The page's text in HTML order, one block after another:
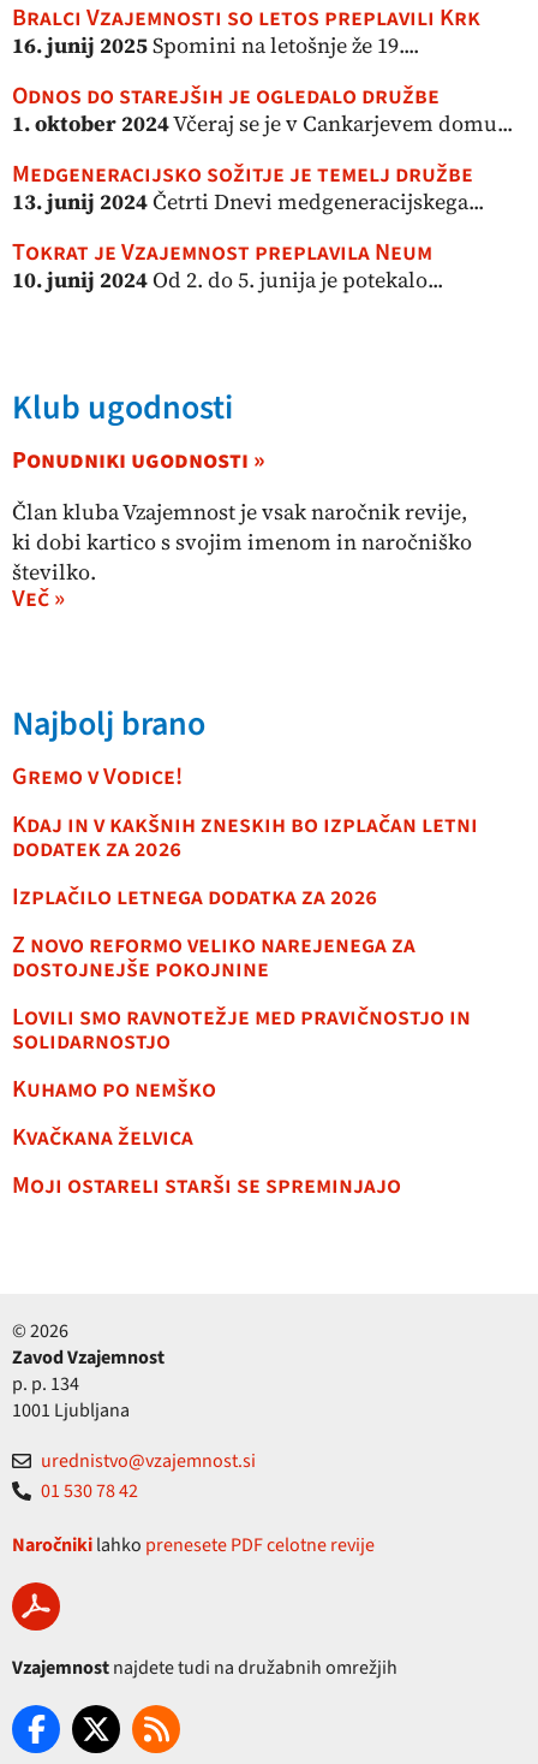
Bralci Vzajemnosti so letos preplavili Krk
16. junij 2025Spomini na letošnje že 19....
Odnos do starejših je ogledalo družbe
1. oktober 2024Včeraj se je v Cankarjevem domu...
Medgeneracijsko sožitje je temelj družbe
13. junij 2024Četrti Dnevi medgeneracijskega...
Tokrat je Vzajemnost preplavila Neum
10. junij 2024Od 2. do 5. junija je potekalo...
Klub ugodnosti
Ponudniki ugodnosti »
Član kluba Vzajemnost je vsak naročnik revije,
ki dobi kartico s svojim imenom in naročniško
številko.
Več »
Najbolj brano
Gremo v Vodice!
Kdaj in v kakšnih zneskih bo izplačan letni
dodatek za 2026
Izplačilo letnega dodatka za 2026
Z novo reformo veliko narejenega za
dostojnejše pokojnine
Lovili smo ravnotežje med pravičnostjo in
solidarnostjo
Kuhamo po nemško
Kvačkana želvica
Moji ostareli starši se spreminjajo
© 2026
Zavod Vzajemnost
p. p. 134
1001 Ljubljana
urednistvo@vzajemnost.si
01 530 78 42
Naročnikilahko prenesete PDF celotne revije
Vzajemnostnajdete tudi na družabnih omrežjih